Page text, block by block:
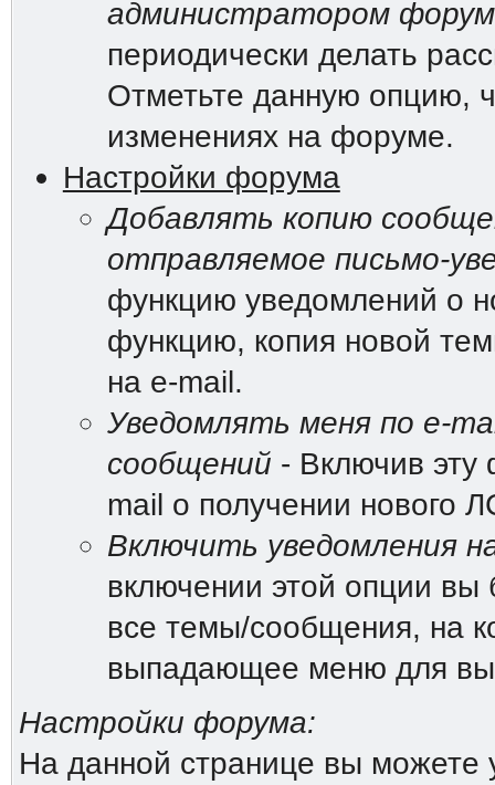
администратором
периодически делать
Отметьте данную опцию,
изменениях на форуме.
Настройки форума
Добавлять копию
отправляемое письмо-
функцию уведомлений о
функцию, копия новой
на e-mail.
Уведомлять меня по e-
сообщений - Включив
mail о получении нового
Включить уведомления
включении этой опции вы
все темы/сообщения, на
выпадающее меню для
Настройки форума:
На данной странице вы можете